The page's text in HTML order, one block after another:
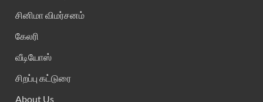
சினிமா விமர்சனம்
கேலரி
வீடியோஸ்
சிறப்பு கட்டுரை
About Us